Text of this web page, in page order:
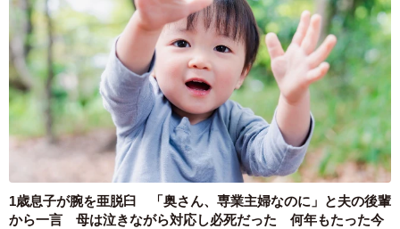
1歳息子が腕を亜脱臼 「奥さん、専業主婦なのに」と夫の後輩
から一言 母は泣きながら対応し必死だった 何年もたった今